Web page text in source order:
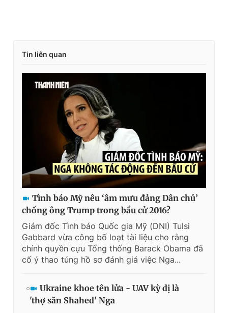
Tin liên quan
Tình báo Mỹ nêu ‘âm mưu đảng Dân chủ’
chống ông Trump trong bầu cử 2016?
Giám đốc Tình báo Quốc gia Mỹ (DNI) Tulsi
Gabbard vừa công bố loạt tài liệu cho rằng
chính quyền cựu Tổng thống Barack Obama đã
cố ý thao túng hồ sơ đánh giá việc Nga...
Ukraine khoe tên lửa - UAV kỳ dị là
'thợ săn Shahed' Nga